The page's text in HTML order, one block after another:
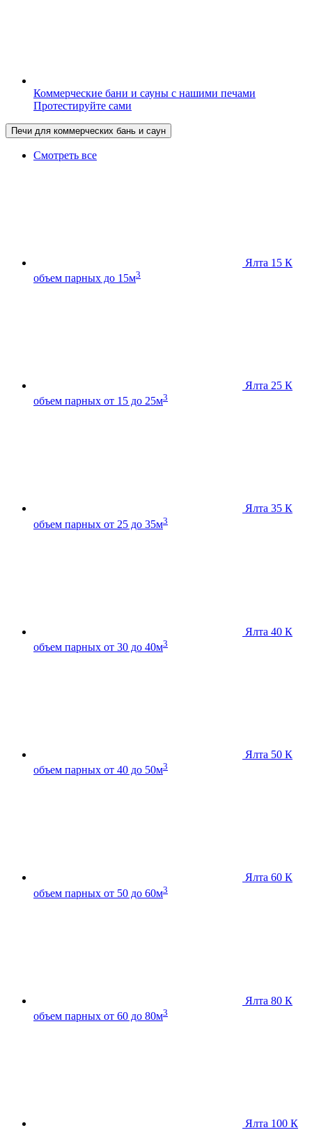
Коммерческие бани и сауны с нашими печами
Протестируйте сами
Печи для коммерческих бань и саун
Смотреть все
Ялта 15 К
объем парных до 15м3
Ялта 25 К
объем парных от 15 до 25м3
Ялта 35 К
объем парных от 25 до 35м3
Ялта 40 К
объем парных от 30 до 40м3
Ялта 50 К
объем парных от 40 до 50м3
Ялта 60 К
объем парных от 50 до 60м3
Ялта 80 К
объем парных от 60 до 80м3
Ялта 100 К